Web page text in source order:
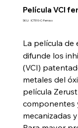
Película VCI
SKU: SKU
ICT510-C-Ferroso
La película de
difunde los
(VCI)
metales del
película
componentes
mecanizadas